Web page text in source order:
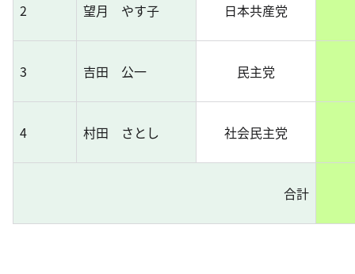
2 望月 やす子 日本共産党
3 吉田 公一 民主党
4 村田 さとし 社会民主党
合計